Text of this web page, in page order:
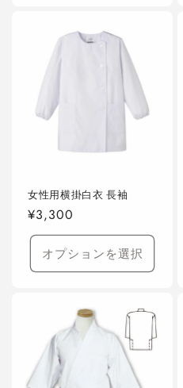
女性用横掛白衣 長袖
通
常
格
¥3,300
オプションを選択